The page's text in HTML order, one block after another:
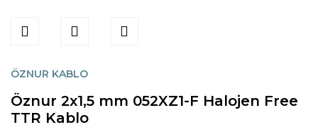
ÖZNUR KABLO
Öznur 2x1,5 mm 052XZ1-F Halojen Free
TTR Kablo